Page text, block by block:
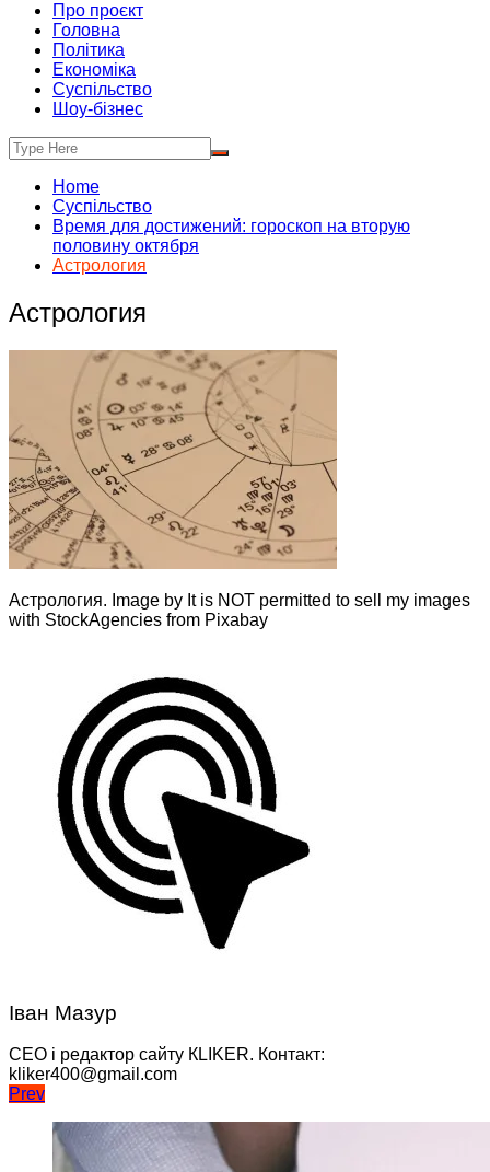
Про проєкт
Головна
Політика
Економіка
Суспільство
Шоу-бізнес
Home
Суспільство
Время для достижений: гороскоп на вторую
половину октября
Астрология
Астрология
Астрология. Image by It is NOT permitted to sell my images
with StockAgencies from Pixabay
Іван Мазур
CEO і редактор сайту КLIKER. Контакт:
kliker400@gmail.com
Навігація
записів
Prev